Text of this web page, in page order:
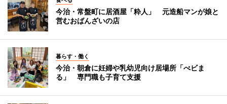
今治・常盤町に居酒屋「粋人」 元造船マンが娘と
営むおばんざいの店
暮らす・働く
今治・朝倉に妊婦や乳幼児向け居場所「べビま
る」 専門職も子育て支援